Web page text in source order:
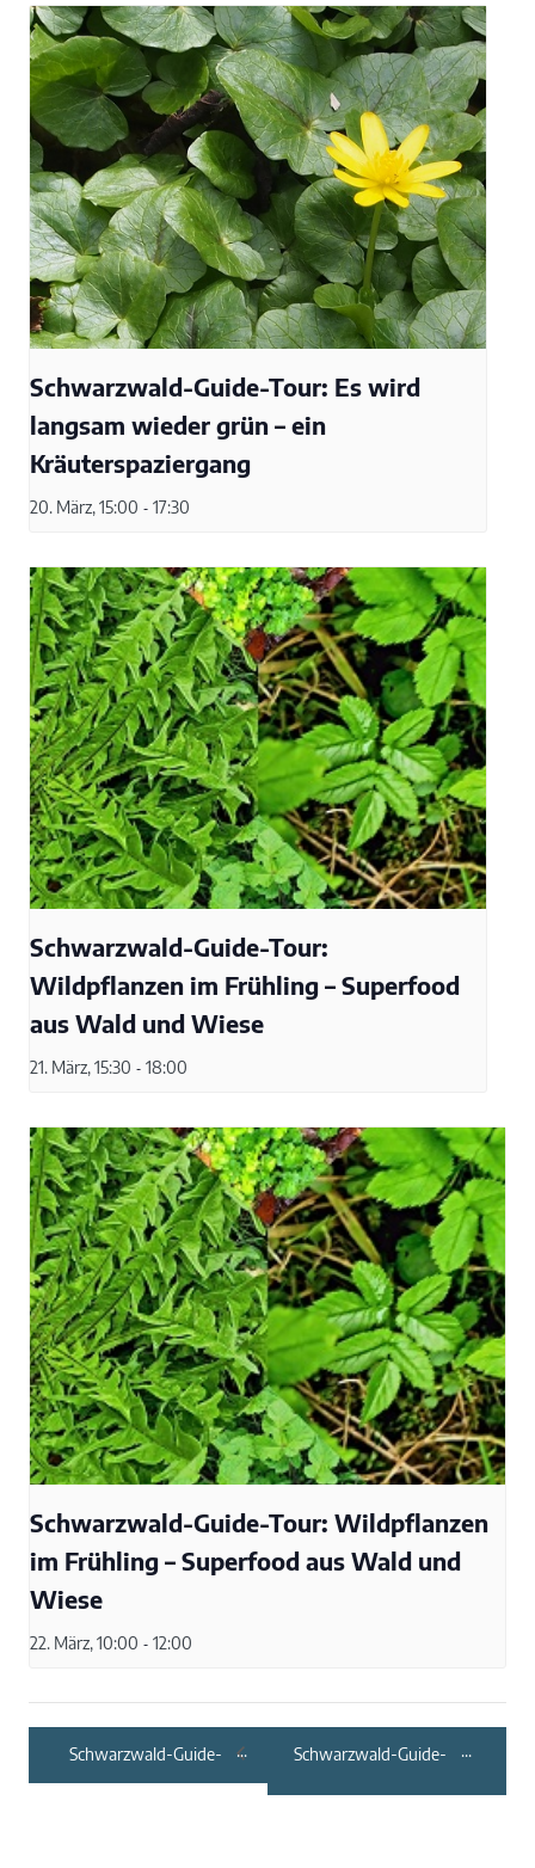
Schwarzwald-Guide-Tour: Es wird
langsam wieder grün – ein
Kräuterspaziergang
20. März, 15:00 - 17:30
Schwarzwald-Guide-Tour:
Wildpflanzen im Frühling – Superfood
aus Wald und Wiese
21. März, 15:30 - 18:00
Schwarzwald-Guide-Tour: Wildpflanzen
im Frühling – Superfood aus Wald und
Wiese
22. März, 10:00 - 12:00
Schwarzwald-Guide-
Schwarzwald-Guide-
Frühlingsgrüße auf